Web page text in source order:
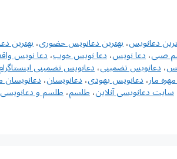
دعانویس،بهترین دعانویس حضوری،بهترین
صبی،دعا نویس،دعا نویس خوب،دعا نویس
،دعانویس تضمینی،دعانویس تضمینی
مار،دعانویس یهودی،دعانویسان،
سایت دعانویسی آنلاین،طلسم،طلسم و دعانویسی